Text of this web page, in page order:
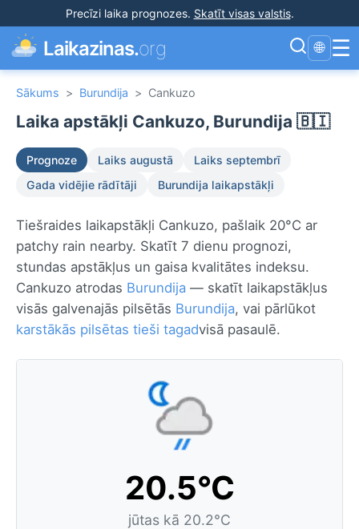
Precīzi laika prognozes. Skatīt visas valstis.
Laikazinas.org 🌐 ☰
Sākums > Burundija > Cankuzo
Laika apstākļi Cankuzo, Burundija 🇧🇮
Prognoze Laiks augustā
Laiks septembrī
Gada vidējie rādītāji
Burundija laikapstākļi
Tiešraides laikapstākļi Cankuzo, pašlaik 20°C ar
patchy rain nearby. Skatīt 7 dienu prognozi,
stundas apstākļus un gaisa kvalitātes indeksu.
Cankuzo atrodas Burundija — skatīt laikapstākļus
visās galvenajās pilsētās Burundija, vai pārlūkot
karstākās pilsētas tieši tagadvisā pasaulē.
20.5°C
jūtas kā 20.2°C